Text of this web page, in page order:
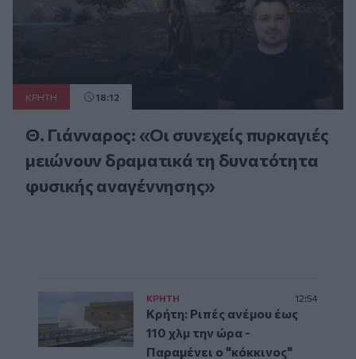
ΚΡΗΤΗ 18:12
Θ. Γιάνναρος: «Οι συνεχείς πυρκαγιές
μειώνουν δραματικά τη δυνατότητα
φυσικής αναγέννησης»
ΚΡΗΤΗ 12:54
Κρήτη: Ριπές ανέμου έως
110 χλμ την ώρα -
Παραμένει ο "κόκκινος"